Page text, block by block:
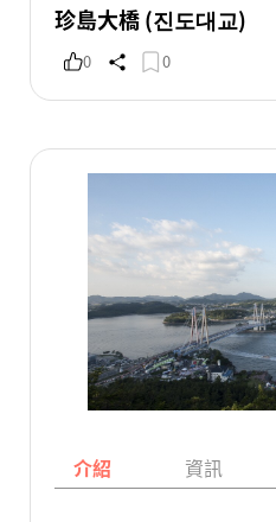
珍島大橋 (진도대교)
0 0
介紹 資訊